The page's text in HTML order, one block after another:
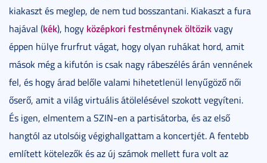
kiakaszt és meglep, de nem tud bosszantani. Kiakaszt a fura
hajával (kék), hogy középkori festménynek öltözikvagy
éppen hülye frurfrut vágat, hogy olyan ruhákat hord, amit
mások még a kifutón is csak nagy rábeszélés árán vennének
fel, és hogy árad belőle valami hihetetlenül lenyűgöző női
őserő, amit a világ virtuális átölelésével szokott vegyíteni.
És igen, elmentem a SZIN-en a partisátorba, és az első
hangtól az utolsóig végighallgattam a koncertjét. A fentebb
említett kötelezők és az új számok mellett fura volt az